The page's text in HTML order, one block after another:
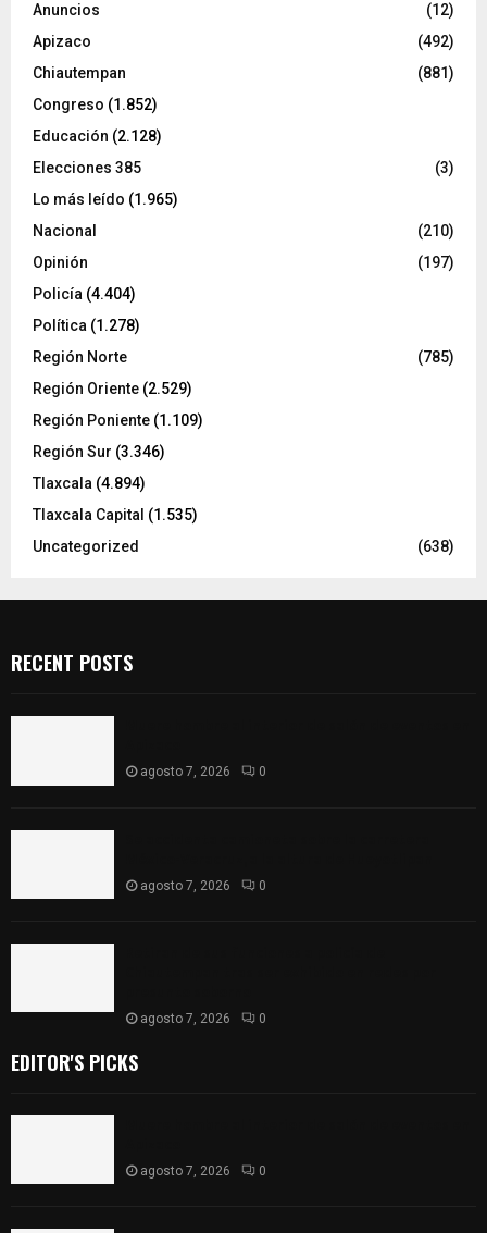
Anuncios
(12)
Apizaco
(492)
Chiautempan
(881)
Congreso (1.852)
Educación (2.128)
Elecciones 385
(3)
Lo más leído (1.965)
Nacional
(210)
Opinión
(197)
Policía (4.404)
Política (1.278)
Región Norte
(785)
Región Oriente (2.529)
Región Poniente (1.109)
Región Sur (3.346)
Tlaxcala (4.894)
Tlaxcala Capital (1.535)
Uncategorized
(638)
RECENT POSTS
agosto 7, 2026 0
agosto 7, 2026 0
agosto 7, 2026 0
EDITOR'S PICKS
agosto 7, 2026 0